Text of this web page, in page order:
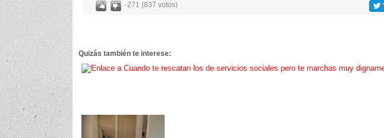
-271 (837 votos)
Quizás también te interese: